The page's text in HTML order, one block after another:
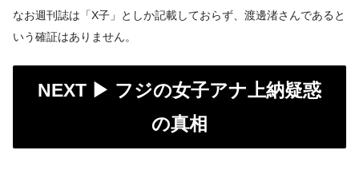
なお週刊誌は「X子」としか記載しておらず、渡邊渚さんであると
いう確証はありません。
NEXT ▶︎ フジの女子アナ上納疑惑
の真相